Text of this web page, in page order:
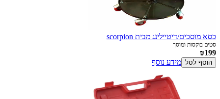
כסא מוסכים/דיטיילינג מבית scorpion
סטים בוקסות ומוסך
₪199
הוסף לסל מידע נוסף